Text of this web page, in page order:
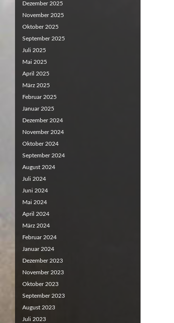
Dezember 2025
November 2025
Oktober 2025
September 2025
Juli 2025
Mai 2025
April 2025
März 2025
Februar 2025
Januar 2025
Dezember 2024
November 2024
Oktober 2024
September 2024
August 2024
Juli 2024
Juni 2024
Mai 2024
April 2024
März 2024
Februar 2024
Januar 2024
Dezember 2023
November 2023
Oktober 2023
September 2023
August 2023
Juli 2023